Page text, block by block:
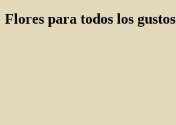
Flores para todos los gustos